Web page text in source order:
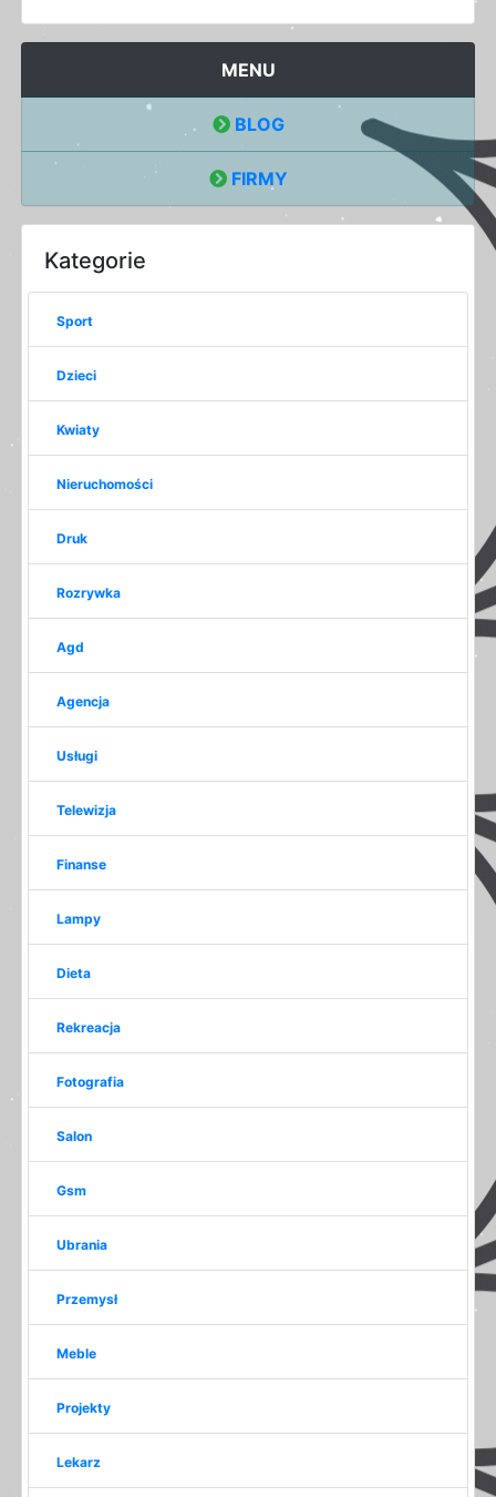
MENU
BLOG
FIRMY
Kategorie
Sport
Dzieci
Kwiaty
Nieruchomości
Druk
Rozrywka
Agd
Agencja
Usługi
Telewizja
Finanse
Lampy
Dieta
Rekreacja
Fotografia
Salon
Gsm
Ubrania
Przemysł
Meble
Projekty
Lekarz